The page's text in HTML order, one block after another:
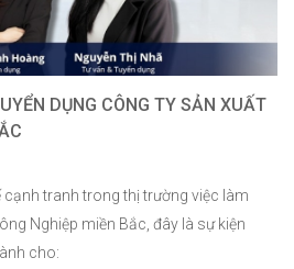
DỤNG CÔNG TY SẢN XUẤT
tranh trong thị trường việc làm
Nghiệp miền Bắc, đây là sự kiện
cho: